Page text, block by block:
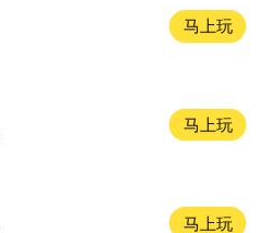
马上玩
马上玩
马上玩